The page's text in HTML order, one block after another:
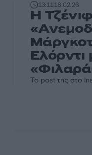
13:1118.02.26
Η
Μάργκοτ
Το post της στο